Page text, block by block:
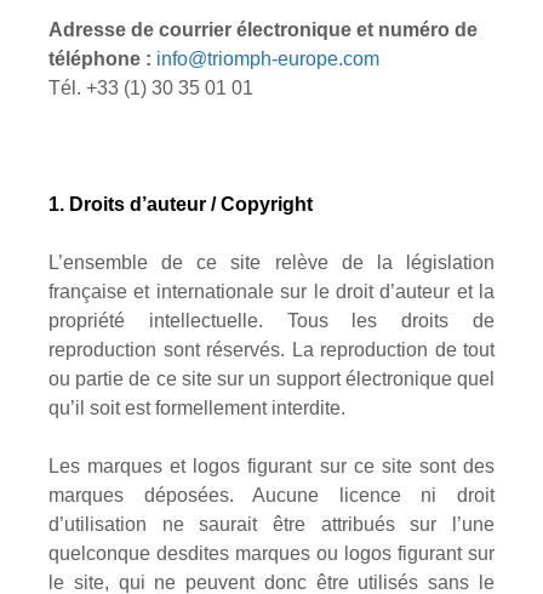
Adresse de courrier électronique et numéro de
téléphone : info@triomph-europe.com
Tél. +33 (1) 30 35 01 01
1. Droits d’auteur / Copyright
L’ensemble de ce site relève de la législation
française et internationale sur le droit d’auteur et la
propriété intellectuelle. Tous les droits de
reproduction sont réservés. La reproduction de tout
ou partie de ce site sur un support électronique quel
qu’il soit est formellement interdite.
Les marques et logos figurant sur ce site sont des
marques déposées. Aucune licence ni droit
d’utilisation ne saurait être attribués sur l’une
quelconque desdites marques ou logos figurant sur
le site, qui ne peuvent donc être utilisés sans le